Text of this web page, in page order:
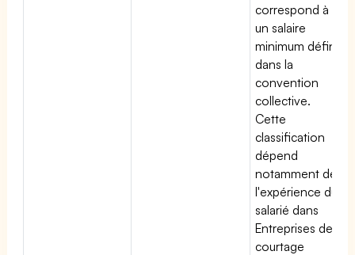
correspond à
un salaire
minimum défini
dans la
convention
collective.
Cette
classification
dépend
notamment de
l'expérience du
salarié dans
Entreprises de
courtage